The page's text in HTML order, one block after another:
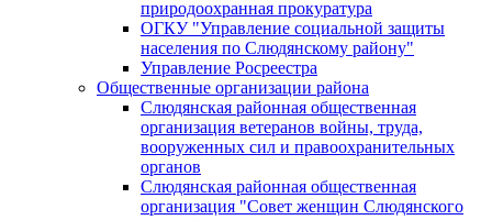
природоохранная прокуратура
ОГКУ "Управление социальной защиты
населения по Слюдянскому району"
Управление Росреестра
Общественные организации района
Слюдянская районная общественная
организация ветеранов войны, труда,
вооруженных сил и правоохранительных
органов
Слюдянская районная общественная
организация "Совет женщин Слюдянского